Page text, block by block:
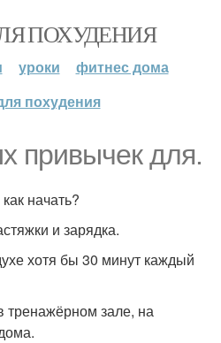
ПОХУДЕНИЯ
уроки
фитнес дома
похудения
привычек для.
начать?
и зарядка.
хотя бы 30 минут каждый
тренажёрном зале, на